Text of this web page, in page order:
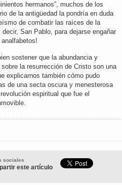
hermanos”, muchos de los
de la antigüedad la pondría en duda
de combatir las raíces de la
San Pablo, para dejarse engañar
sostener que la abundancia y
la resurrección de Cristo son una
explicarnos también cómo pudo
de una secta oscura y menesterosa
espiritual que fue el
sociales
este artículo